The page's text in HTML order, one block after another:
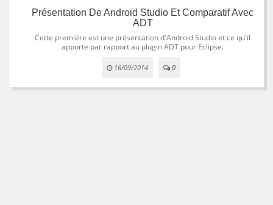
Présentation De Android Studio Et Comparatif Avec
ADT
Cette première est une présentation d'Android Studio et ce qu'il
apporte par rapport au plugin ADT pour Eclipse.
16/09/2014 0